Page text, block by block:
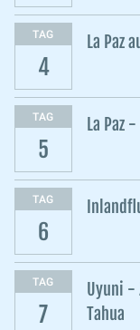
TAG
4
La Paz
TAG
5
La Paz
TAG
6
TAG
7
Uyuni -
Tahua